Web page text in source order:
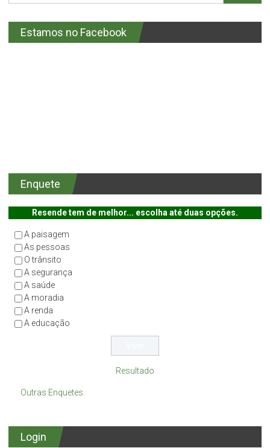
Estamos no Facebook
Enquete
Resende tem de melhor... escolha até duas opções.
A paisagem
As pessoas
O trânsito
A segurança
A saúde
A moradia
A renda
A educação
Resultado
Outras Enquetes.
Login